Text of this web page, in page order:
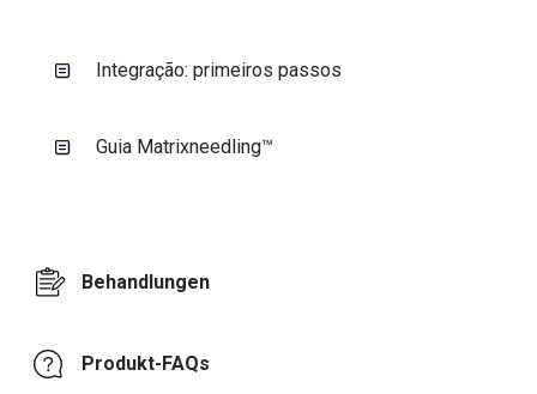
Integração: primeiros passos
Guia Matrixneedling™
Behandlungen
Produkt-FAQs